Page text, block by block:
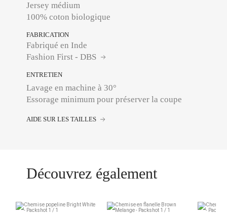
Jersey médium
100% coton biologique
FABRICATION
Fabriqué en Inde
Fashion First - DBS
ENTRETIEN
Lavage en machine à 30°
Essorage minimum pour préserver la coupe
AIDE SUR LES TAILLES
Découvrez également